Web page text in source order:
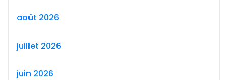
août 2026
juillet 2026
juin 2026